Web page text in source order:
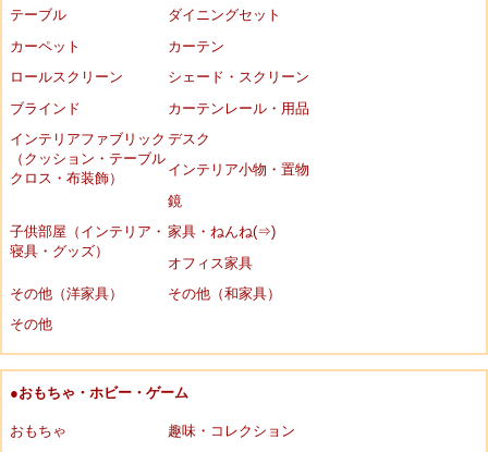
テーブル
ダイニングセット
カーペット
カーテン
ロールスクリーン
シェード・スクリーン
ブラインド
カーテンレール・用品
インテリアファブリック
（クッション・テーブル
クロス・布装飾）
デスク
インテリア小物・置物
鏡
子供部屋（インテリア・
寝具・グッズ）
家具・ねんね(⇒)
オフィス家具
その他（洋家具）
その他（和家具）
その他
●おもちゃ・ホビー・ゲーム
おもちゃ
趣味・コレクション